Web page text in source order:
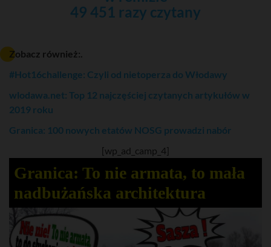
49 451 razy czytany
Zobacz również:.
#Hot16challenge: Czyli od nietoperza do Włodawy
wlodawa.net: Top 12 najczęściej czytanych artykułów w
2019 roku
Granica: 100 nowych etatów NOSG prowadzi nabór
[wp_ad_camp_4]
Granica: To nie armata, to mała
nadbużańska architektura